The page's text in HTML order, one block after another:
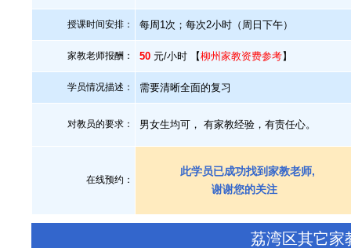
授课时间安排： 每周1次；每次2小时（周日下午）
家教老师报酬： 50 元/小时 【柳州家教资费参考】
学员情况描述： 需要清晰全面的复习
对教员的要求： 男女生均可， 有家教经验，有责任心。
在线预约：
此学员已成功找到家教老师,
谢谢您的关注
荔湾区其它家